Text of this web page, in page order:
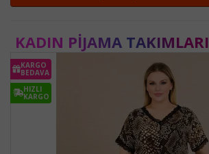
KADIN PIJAMA TAKIMLARI
KARGO
BEDAVA
HIZLI
KARGO